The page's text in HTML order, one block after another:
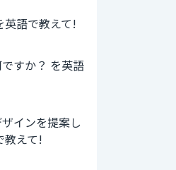
英語で教えて!
すか？ を英語
インを提案し
教えて!